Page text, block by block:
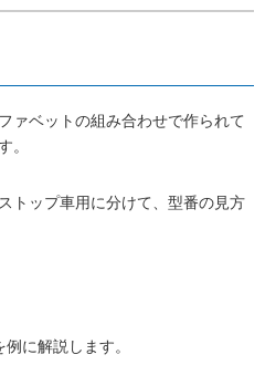
ァベットの組み合わせで作られて
。
トップ車用に分けて、型番の見方
に解説します。